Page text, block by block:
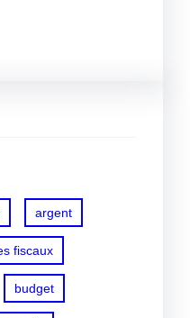
argent
fiscaux
budget